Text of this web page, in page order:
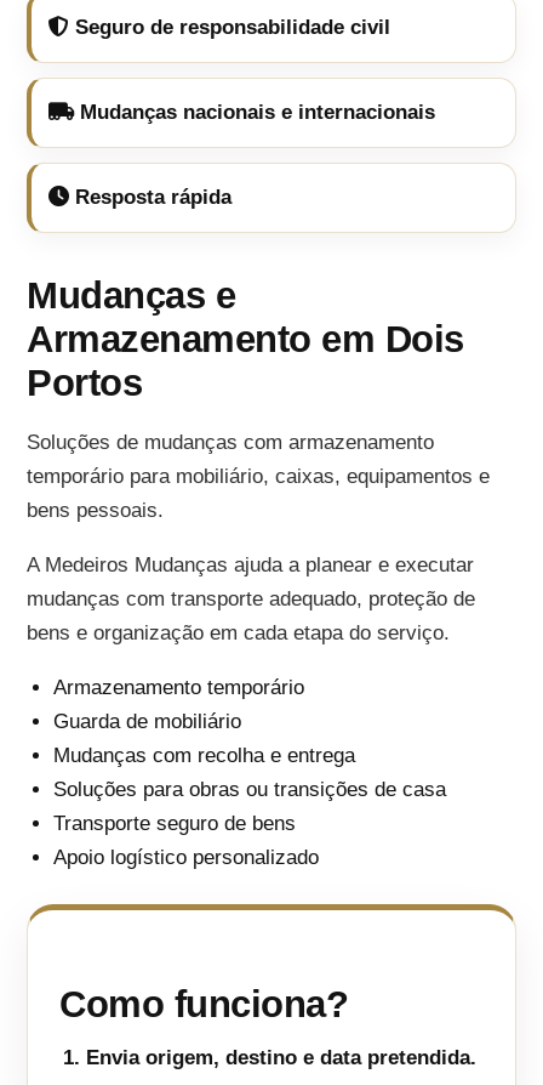
Seguro de responsabilidade civil
Mudanças nacionais e internacionais
Resposta rápida
Mudanças e
Armazenamento em Dois
Portos
Soluções de mudanças com armazenamento
temporário para mobiliário, caixas, equipamentos e
bens pessoais.
A Medeiros Mudanças ajuda a planear e executar
mudanças com transporte adequado, proteção de
bens e organização em cada etapa do serviço.
Armazenamento temporário
Guarda de mobiliário
Mudanças com recolha e entrega
Soluções para obras ou transições de casa
Transporte seguro de bens
Apoio logístico personalizado
Como funciona?
Envia origem, destino e data pretendida.